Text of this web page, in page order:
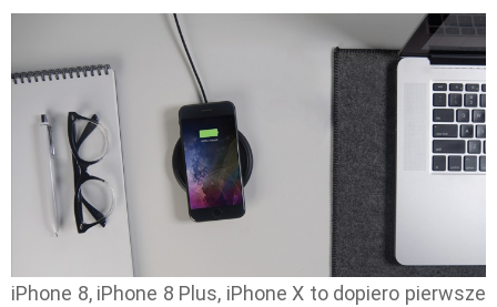
iPhone 8, iPhone 8 Plus, iPhone X to dopiero pierwsze